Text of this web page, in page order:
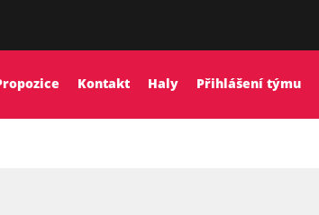
Kontakt Haly Přihlášení týmu